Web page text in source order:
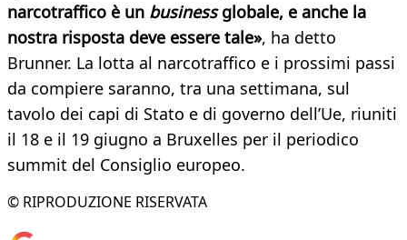
narcotraffico è un businessglobale, e anche la
nostra risposta deve essere tale», ha detto
Brunner. La lotta al narcotraffico e i prossimi passi
da compiere saranno, tra una settimana, sul
tavolo dei capi di Stato e di governo dell’Ue, riuniti
il 18 e il 19 giugno a Bruxelles per il periodico
summit del Consiglio europeo.
© RIPRODUZIONE RISERVATA